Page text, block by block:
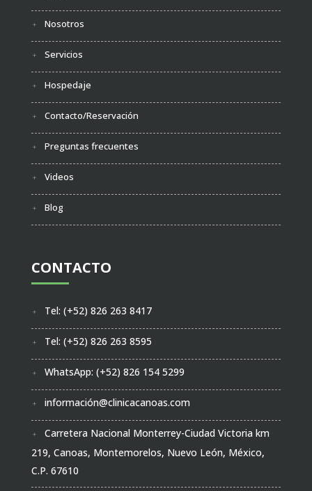
Nosotros
Servicios
Hospedaje
Contacto/Reservación
Preguntas frecuentes
Videos
Blog
CONTACTO
Tel: (+52) 826 263 8417
Tel: (+52) 826 263 8595
WhatsApp: (+52) 826 154 5299
información@clinicacanoas.com
Carretera Nacional Monterrey-Ciudad Victoria km
219, Canoas, Montemorelos, Nuevo León, México,
C.P. 67610